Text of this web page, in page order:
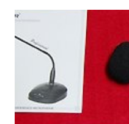
담 반드시 지켜야할 사항 : 1. 해당
려주셔야 합니다. 후기를 올리지
을 지급하셔야 합니다. 2. 후기는
여, 또는 자신의 블로그, 페이스북,